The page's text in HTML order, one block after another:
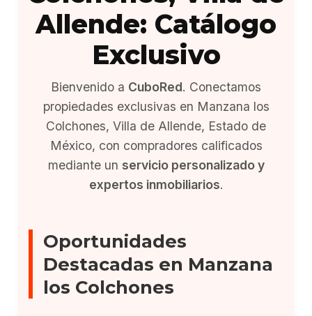
Allende: Catálogo
Exclusivo
Bienvenido a CuboRed. Conectamos
propiedades exclusivas en Manzana los
Colchones, Villa de Allende, Estado de
México, con compradores calificados
mediante un servicio personalizado y
expertos inmobiliarios.
Oportunidades
Destacadas en Manzana
los Colchones